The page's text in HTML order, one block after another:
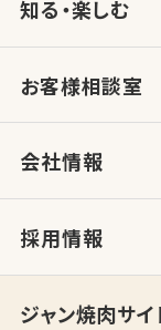
知る・楽しむ
お客様相談室
会社情報
採用情報
ジャン焼肉サイ